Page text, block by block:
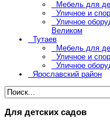
Мебель для
Уличное и
Уличное
Великом
Тутаев
Мебель для
Уличное и
Уличное
Ярославский район
Для детских садов